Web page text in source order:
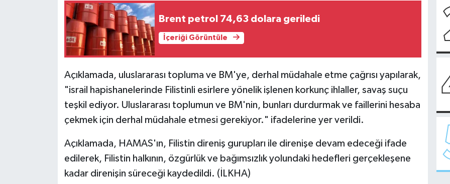
Brent petrol 74,63 dolara geriledi
İçeriği Görüntüle
Açıklamada, uluslararası topluma ve BM'ye, derhal müdahale etme çağrısı yapılarak,
"israil hapishanelerinde Filistinli esirlere yönelik işlenen korkunç ihlaller, savaş suçu
teşkil ediyor. Uluslararası toplumun ve BM'nin, bunları durdurmak ve faillerini hesaba
çekmek için derhal müdahale etmesi gerekiyor." ifadelerine yer verildi.
Açıklamada, HAMAS'ın, Filistin direniş gurupları ile direnişe devam edeceği ifade
edilerek, Filistin halkının, özgürlük ve bağımsızlık yolundaki hedefleri gerçekleşene
kadar direnişin süreceği kaydedildi. (İLKHA)